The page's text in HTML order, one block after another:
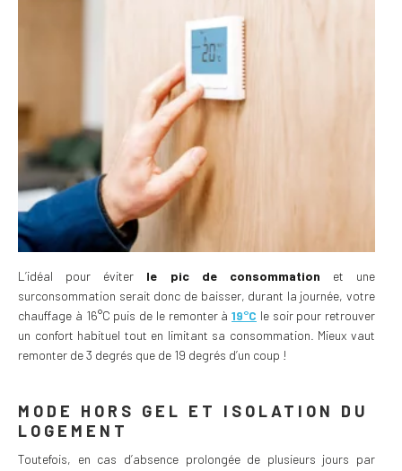
L’idéal pour éviter le pic de consommation et une
surconsommation serait donc de baisser, durant la journée, votre
chauffage à 16°C puis de le remonter à 19°C le soir pour retrouver
un confort habituel tout en limitant sa consommation. Mieux vaut
remonter de 3 degrés que de 19 degrés d’un coup !
MODE HORS GEL ET ISOLATION DU
LOGEMENT
Toutefois, en cas d’absence prolongée de plusieurs jours par